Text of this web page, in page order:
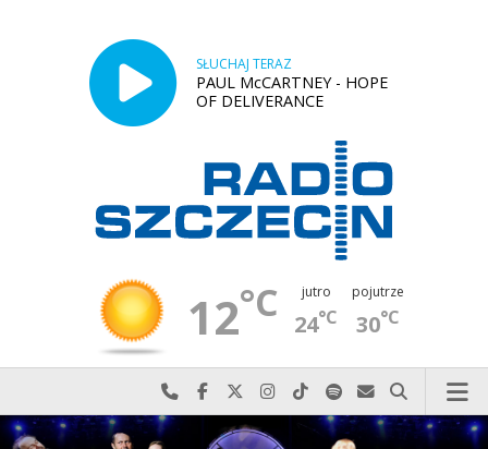
SŁUCHAJ TERAZ
PAUL McCARTNEY - HOPE
OF DELIVERANCE
12°C jutro
24°C
pojutrze
30°C
Najlepiej po prostu do nas zadzwoń
Odwiedź nas na Facebook-u
Odwiedź nas na X
Odwiedź nas na Instagram-ie
Odwiedź nas na TikTok-u
Szukaj nas na Spotify
Wyślij do nas
Szukaj